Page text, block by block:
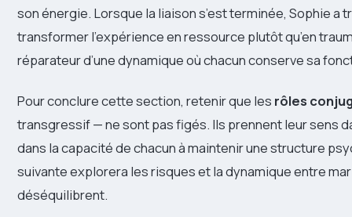
son énergie. Lorsque la liaison s’est terminée, Sophie
transformer l’expérience en ressource plutôt qu’en
réparateur d’une dynamique où chacun conserve sa
Pour conclure cette section, retenir que les rôles
transgressif — ne sont pas figés. Ils prennent leur sens
dans la capacité de chacun à maintenir une structure
suivante explorera les risques et la dynamique entre
déséquilibrent.